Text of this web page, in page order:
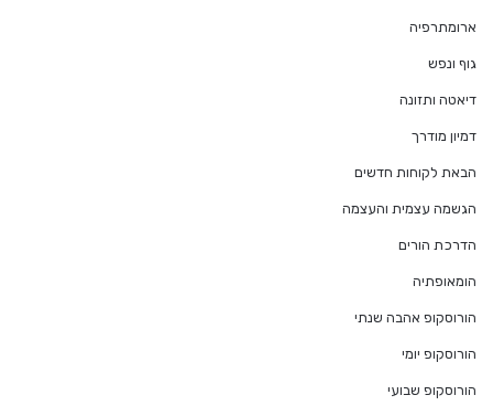
ארומתרפיה
גוף ונפש
דיאטה ותזונה
דמיון מודרך
הבאת לקוחות חדשים
הגשמה עצמית והעצמה
הדרכת הורים
הומאופתיה
הורוסקופ אהבה שנתי
הורוסקופ יומי
הורוסקופ שבועי